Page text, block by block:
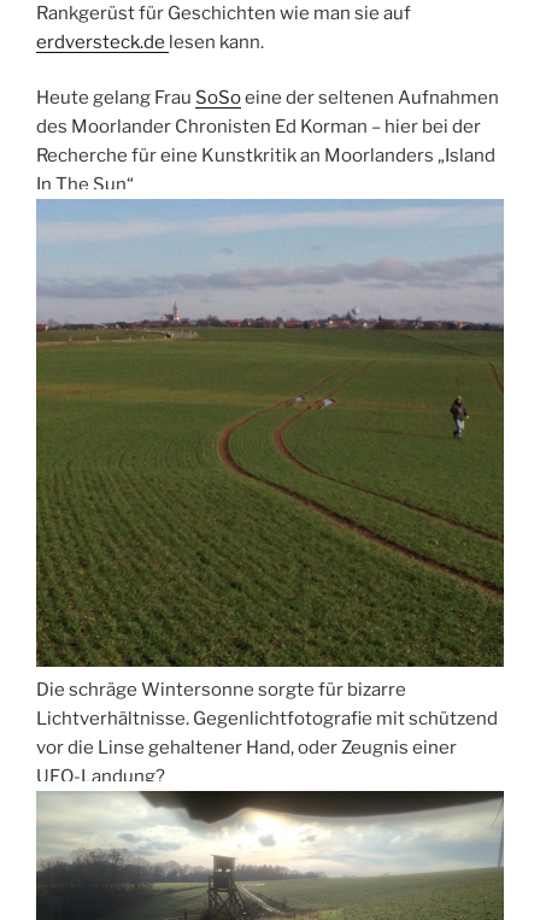
Rankgerüst für Geschichten wie man sie auf
erdversteck.de lesen kann.
Heute gelang Frau SoSoeine der seltenen Aufnahmen
des Moorlander Chronisten Ed Korman – hier bei der
Recherche für eine Kunstkritik an Moorlanders „Island
In The Sun“
Die schräge Wintersonne sorgte für bizarre
Lichtverhältnisse. Gegenlichtfotografie mit schützend
vor die Linse gehaltener Hand, oder Zeugnis einer
UFO-Landung?